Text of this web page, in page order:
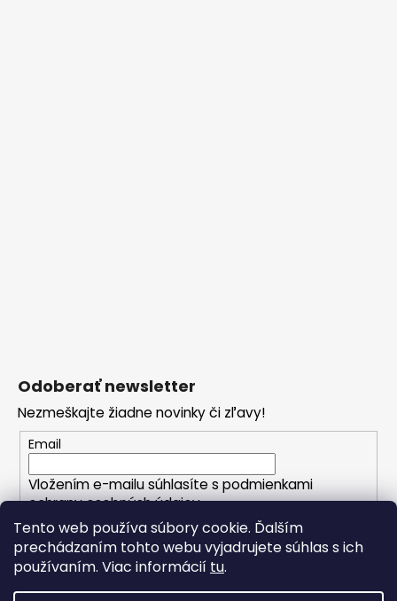
Tento web používa súbory cookie. Ďalším
prechádzaním tohto webu vyjadrujete súhlas s ich
používaním. Viac informácií tu.
Odoberať newsletter
Nezmeškajte žiadne novinky či zľavy!
Email
Vložením e-mailu súhlasíte spodmienkami
ochrany osobných údajov
PRIHLÁSIŤ SA